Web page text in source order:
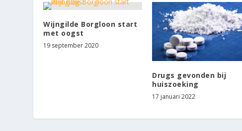
Wijngilde Borgloon start
met oogst
19 september 2020
Drugs gevonden bij
huiszoeking
17 januari 2022